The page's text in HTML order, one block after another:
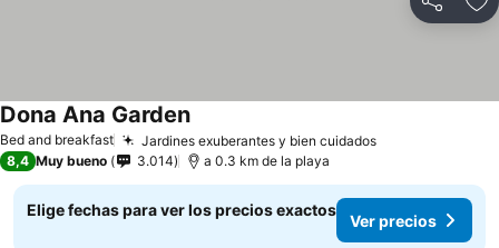
Compartir
Bed and breakfast Jardines exuberantes y bien cuidadosVer precios
Dona Ana GardenVer precios
8,4 Muy bueno 3.014 a 0.3 km de la playa
Elige fechas para ver los precios exactos
Ver precios